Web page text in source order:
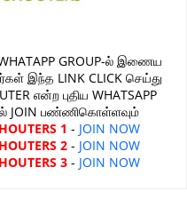
GROUP-ல் இணைய
இந்த LINK CLICK செய்து
என்ற புதிய WHATSAPP
ல் JOIN பண்ணிகொள்ளவும்
1 - JOIN NOW
2- JOIN NOW
3- JOIN NOW